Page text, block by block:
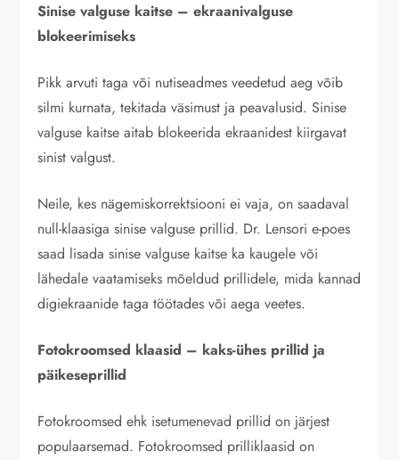
Sinise valguse kaitse – ekraanivalguse
blokeerimiseks
Pikk arvuti taga või nutiseadmes veedetud aeg võib
silmi kurnata, tekitada väsimust ja peavalusid. Sinise
valguse kaitse aitab blokeerida ekraanidest kiirgavat
sinist valgust.
Neile, kes nägemiskorrektsiooni ei vaja, on saadaval
null-klaasiga sinise valguse prillid. Dr. Lensori e-poes
saad lisada sinise valguse kaitse ka kaugele või
lähedale vaatamiseks mõeldud prillidele, mida kannad
digiekraanide taga töötades või aega veetes.
Fotokroomsed klaasid – kaks-ühes prillid ja
päikeseprillid
Fotokroomsed ehk isetumenevad prillid on järjest
populaarsemad. Fotokroomsed prilliklaasid on